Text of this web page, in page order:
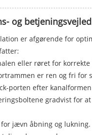
og
er afgørende for
eller røret for
er ren og fri for
porten efter
gradvist for
jævn åbning og lukning.